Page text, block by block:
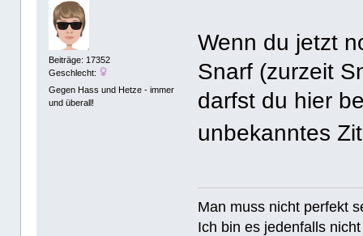
Beiträge: 17352
Geschlecht:
Gegen Hass und Hetze - immer
und überall!
Wenn du jetzt
Snarf (zurzeit
darfst du hier
unbekanntes
Man muss nicht
Ich bin es jedenfalls